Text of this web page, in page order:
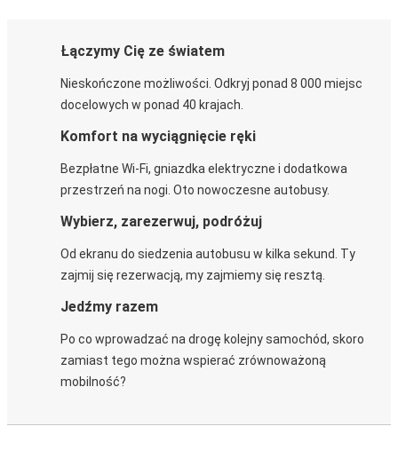
Łączymy Cię ze światem
Nieskończone możliwości. Odkryj ponad 8 000 miejsc
docelowych w ponad 40 krajach.
Komfort na wyciągnięcie ręki
Bezpłatne Wi-Fi, gniazdka elektryczne i dodatkowa
przestrzeń na nogi. Oto nowoczesne autobusy.
Wybierz, zarezerwuj, podróżuj
Od ekranu do siedzenia autobusu w kilka sekund. Ty
zajmij się rezerwacją, my zajmiemy się resztą.
Jedźmy razem
Po co wprowadzać na drogę kolejny samochód, skoro
zamiast tego można wspierać zrównoważoną
mobilność?